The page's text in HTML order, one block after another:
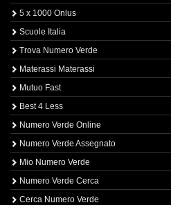
5 x 1000 Onlus
Scuole Italia
Trova Numero Verde
Materassi Materassi
Mutuo Fast
Best 4 Less
Numero Verde Online
Numero Verde Assegnato
Mio Numero Verde
Numero Verde Cerca
Cerca Numero Verde